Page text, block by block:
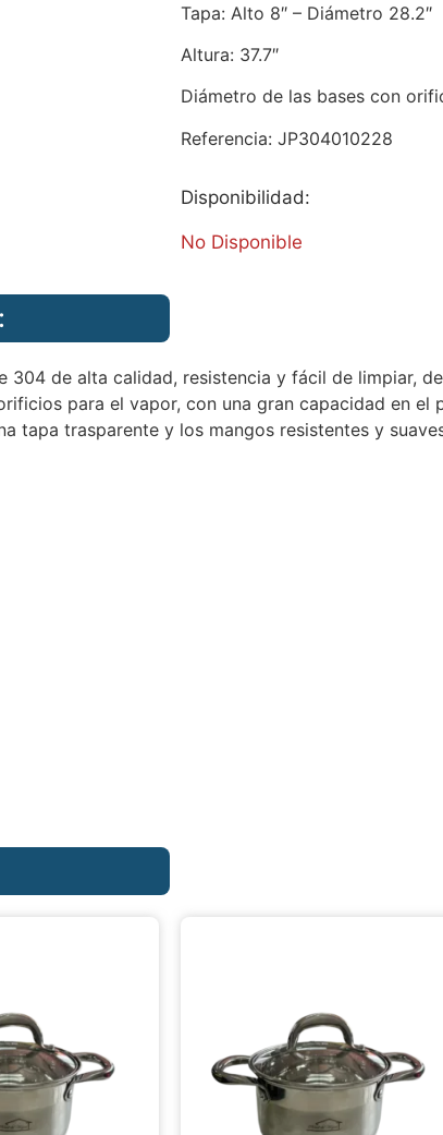
Tapa: Alto 8″ – Diámetro 28.2″
Altura: 37.7″
Diámetro de las bases con
Referencia: JP304010228
Disponibilidad:
No Disponible
304 de alta calidad, resistencia y fácil de limpiar,
para el vapor, con una gran capacidad en el
tapa trasparente y los mangos resistentes y